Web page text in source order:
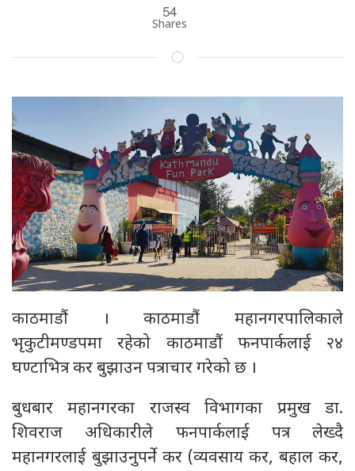
54
Shares
काठमाडौं । काठमाडौं महानगरपालिकाले
भृकुटीमण्डपमा रहेको काठमाडौं फनपार्कलाई २४
घण्टाभित्र कर बुझाउन पत्राचार गरेको छ ।
बुधबार महानगरका राजस्व विभागका प्रमुख डा.
शिवराज अधिकारीले फनपार्कलाई पत्र लेख्दै
महानगरलाई बुझाउनुपर्ने कर (व्यवसाय कर, बहाल कर,